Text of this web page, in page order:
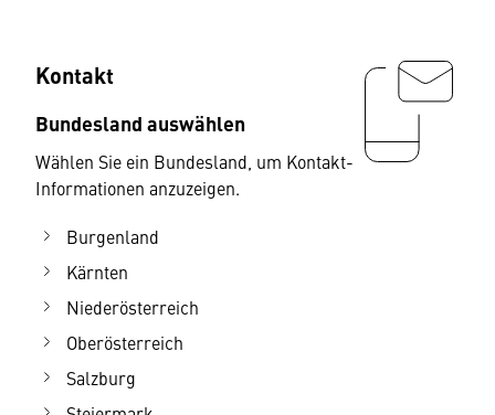
Kontakt
Bundesland auswählen
Wählen Sie ein Bundesland, um Kontakt-
Informationen anzuzeigen.
Burgenland
Kärnten
Niederösterreich
Oberösterreich
Salzburg